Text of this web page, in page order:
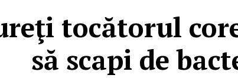
tocătorul
să scapi de